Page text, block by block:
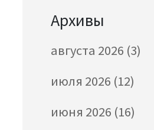
Архивы
августа 2026 (3)
июля 2026 (12)
июня 2026 (16)